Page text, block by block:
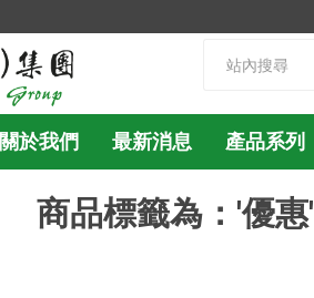
關於我們 最新消息 產品系列
商品標籤為：'優惠'